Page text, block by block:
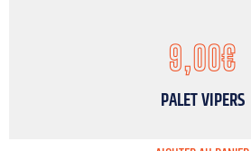
9,00€
PALET VIPERS